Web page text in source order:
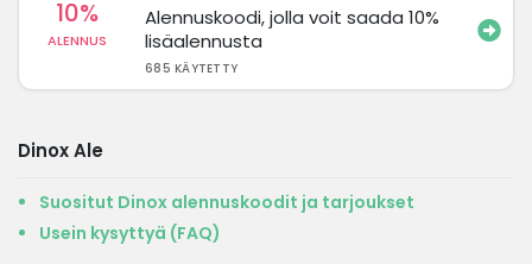
10%
ALENNUS
Alennuskoodi, jolla voit saada 10%
lisäalennusta
685 KÄYTETTY
Dinox Ale
Suositut Dinox alennuskoodit ja tarjoukset
Usein kysyttyä (FAQ)